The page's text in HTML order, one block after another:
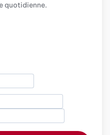
quotidienne.